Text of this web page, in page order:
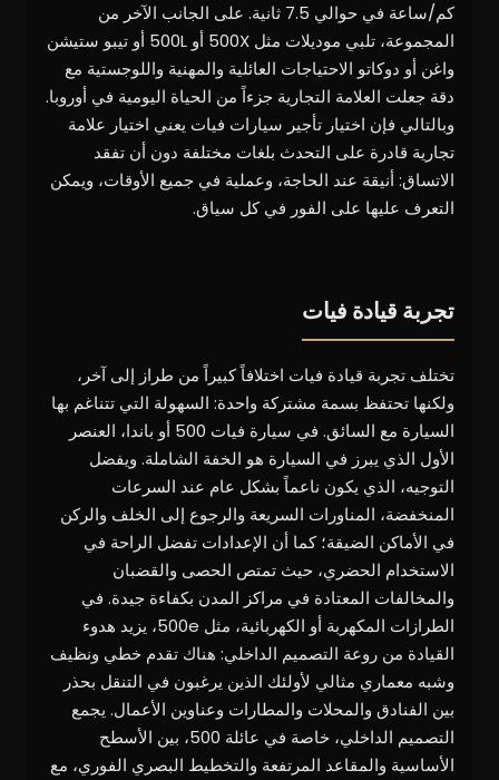
كم/ساعة في حوالي 7.5 ثانية. على الجانب الآخر من
المجموعة، تلبي موديلات مثل 500X أو 500L أو تيبو ستيشن
واغن أو دوكاتو الاحتياجات العائلية والمهنية واللوجستية مع
دقة جعلت العلامة التجارية جزءاً من الحياة اليومية في أوروبا.
وبالتالي فإن اختيار تأجير سيارات فيات يعني اختيار علامة
تجارية قادرة على التحدث بلغات مختلفة دون أن تفقد
الاتساق: أنيقة عند الحاجة، وعملية في جميع الأوقات، ويمكن
التعرف عليها على الفور في كل سياق.
تجربة قيادة فيات
تختلف تجربة قيادة فيات اختلافاً كبيراً من طراز إلى آخر،
ولكنها تحتفظ بسمة مشتركة واحدة: السهولة التي تتناغم بها
السيارة مع السائق. في سيارة فيات 500 أو باندا، العنصر
الأول الذي يبرز في السيارة هو الخفة الشاملة. ويفضل
التوجيه، الذي يكون ناعماً بشكل عام عند السرعات
المنخفضة، المناورات السريعة والرجوع إلى الخلف والركن
في الأماكن الضيقة؛ كما أن الإعدادات تفضل الراحة في
الاستخدام الحضري، حيث تمتص الحصى والقضبان
والمخالفات المعتادة في مراكز المدن بكفاءة جيدة. في
الطرازات المكهربة أو الكهربائية، مثل 500e، يزيد هدوء
القيادة من روعة التصميم الداخلي: هناك تقدم خطي ونظيف
وشبه معماري مثالي لأولئك الذين يرغبون في التنقل بحذر
بين الفنادق والمحلات والمطارات وعناوين الأعمال. يجمع
التصميم الداخلي، خاصة في عائلة 500، بين الأسطح
الأساسية والمقاعد المرتفعة والتخطيط البصري الفوري، مع